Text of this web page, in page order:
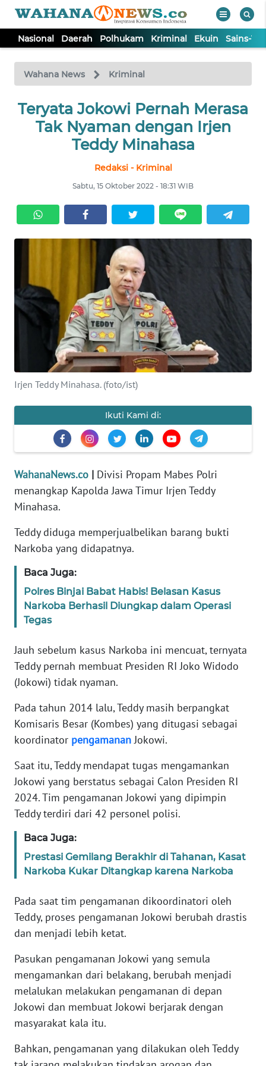
Nasional Daerah Polhukam Kriminal Ekuin Sains-
Wahana News Kriminal
Teryata Jokowi Pernah Merasa
Tak Nyaman dengan Irjen
Teddy Minahasa
Redaksi - Kriminal
Sabtu, 15 Oktober 2022 - 18:31 WIB
Irjen Teddy Minahasa. (foto/ist)
Ikuti Kami di:
WahanaNews.co | Divisi Propam Mabes Polri
menangkap Kapolda Jawa Timur Irjen Teddy
Minahasa.
Teddy diduga memperjualbelikan barang bukti
Narkoba yang didapatnya.
Baca Juga:
Polres Binjai Babat Habis! Belasan Kasus
Narkoba Berhasil Diungkap dalam Operasi
Tegas
Jauh sebelum kasus Narkoba ini mencuat, ternyata
Teddy pernah membuat Presiden RI Joko Widodo
(Jokowi) tidak nyaman.
Pada tahun 2014 lalu, Teddy masih berpangkat
Komisaris Besar (Kombes) yang ditugasi sebagai
koordinator pengamananJokowi.
Saat itu, Teddy mendapat tugas mengamankan
Jokowi yang berstatus sebagai Calon Presiden RI
2024. Tim pengamanan Jokowi yang dipimpin
Teddy terdiri dari 42 personel polisi.
Baca Juga:
Prestasi Gemilang Berakhir di Tahanan, Kasat
Narkoba Kukar Ditangkap karena Narkoba
Pada saat tim pengamanan dikoordinatori oleh
Teddy, proses pengamanan Jokowi berubah drastis
dan menjadi lebih ketat.
Pasukan pengamanan Jokowi yang semula
mengamankan dari belakang, berubah menjadi
melalukan melakukan pengamanan di depan
Jokowi dan membuat Jokowi berjarak dengan
masyarakat kala itu.
Bahkan, pengamanan yang dilakukan oleh Teddy
TV
Tutup
NASIONAL
KRIMINAL
EKUIN
KESEHATAN
INTERNASIONAL
SERBA-SERBI
PENDIDIKAN
OLAHRAGA
OPINI
EDITORIAL
Informasi
BERITA
KONTAK
KAMI
INFO
IKLAN
KAMI
PEDOMAN
SIBER
REDAKSI
DISCLAIMER
News
Regional
SUMUT
WN
WN
JABAR